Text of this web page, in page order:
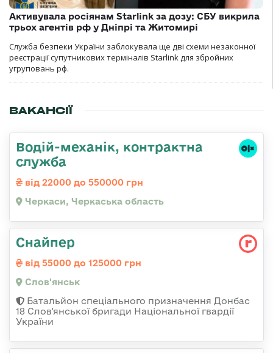
Активувала росіянам Starlink за дозу: СБУ викрила
трьох агентів рф у Дніпрі та Житомирі
Служба безпеки України заблокувала ще дві схеми незаконної
реєстрації супутникових терміналів Starlink для збройних
угруповань рф.
ВАКАНСІЇ
Водій-механік, контрактна
служба
від 22000 до 550000 грн
Черкаси, Черкаська область
Снайпер
від 55000 до 125000 грн
Слов'янськ
Батальйон спеціального призначення Донбас
18 Слов'янської бригади Національної гвардії
України